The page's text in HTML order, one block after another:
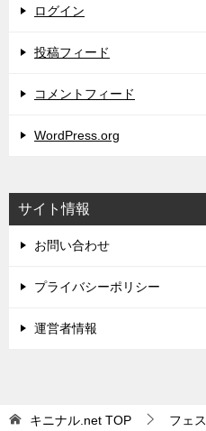
ログイン
投稿フィード
コメントフィード
WordPress.org
サイト情報
お問い合わせ
プライバシーポリシー
運営者情報
キニナル.net TOP フェス